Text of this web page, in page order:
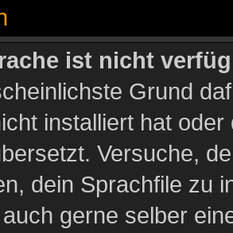
ist nicht
Grund
installiert hat
Versuche,
dein Sprachfile zu
gerne selber